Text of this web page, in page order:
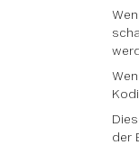
der